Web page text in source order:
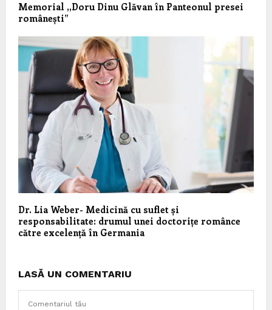
Memorial ,,Doru Dinu Glăvan în Panteonul presei
românești”
Dr. Lia Weber- Medicină cu suflet și
responsabilitate: drumul unei doctorițe românce
către excelență în Germania
LASĂ UN COMENTARIU